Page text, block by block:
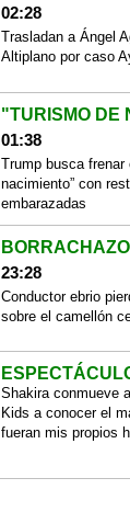
02:28
Trasladan a Ángel
Altiplano por caso
"TURISMO DE
01:38
Trump busca frenar
nacimiento” con
embarazadas
BORRACHAZO
23:28
Conductor ebrio
sobre el camellón
Shakira conmueve
Kids a conocer el
fueran mis propios